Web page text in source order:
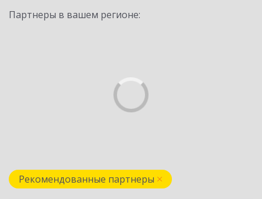
Партнеры в вашем регионе:
Рекомендованные партнеры